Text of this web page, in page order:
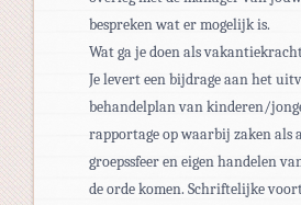
bespreken wat er mogelijk is.
Wat ga je doen als
Je levert een bijdrage aan het
behandelplan van kinderen/
rapportage op waarbij zaken als
groepssfeer en eigen handelen
de orde komen. Schriftelijke